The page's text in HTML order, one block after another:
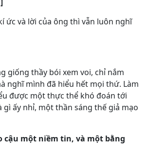
ức và lời của ông thì vẫn luôn nghĩ
giống thầy bói xem voi, chỉ nắm
nghĩ mình đã hiểu hết mọi thứ. Làm
được một thực thể khó đoán tới
gì ấy nhỉ, một thần sáng thế giả mạo
cậu một niềm tin, và một bằng